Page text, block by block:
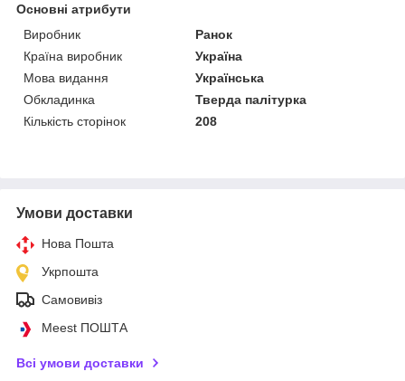
Основні атрибути
Виробник
Ранок
Країна виробник
Україна
Мова видання
Українська
Обкладинка
Тверда палітурка
Кількість сторінок
208
Умови доставки
Нова Пошта
Укрпошта
Самовивіз
Meest ПОШТА
Всі умови доставки